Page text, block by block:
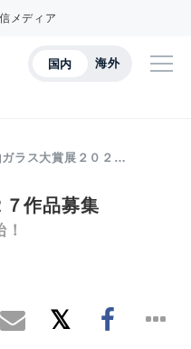
メディア
国内 海外
ガラス大賞展２０２…
作品募集